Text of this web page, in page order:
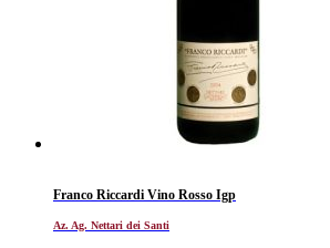
Franco Riccardi Vino Rosso Igp
Az. Ag. Nettari dei Santi